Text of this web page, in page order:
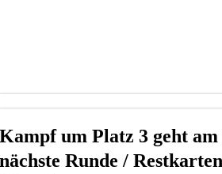
Kampf um Platz 3 geht am
nächste Runde /